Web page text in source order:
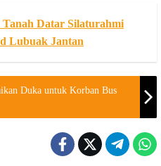
Datar Silaturahmi
Lubuak Jantan
Duka untuk Korban Bus